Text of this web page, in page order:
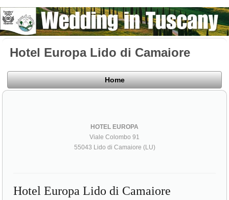
Hotel Europa Lido di Camaiore
Home
HOTEL EUROPA
Viale Colombo 91
55043 Lido di Camaiore (LU)
Hotel Europa Lido di Camaiore